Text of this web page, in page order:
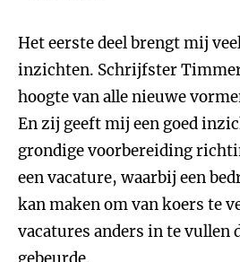
Het eerste deel brengt mij
inzichten. Schrijfster
hoogte van alle nieuwe
En zij geeft mij een goed
grondige voorbereiding
een vacature, waarbij een
kan maken om van koers te
vacatures anders in te vullen